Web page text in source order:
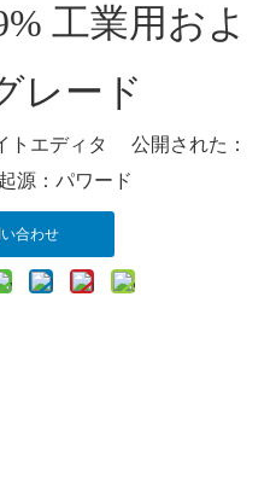
工業用およ
レード
エディタ 公開された：
源： パワード
合わせ